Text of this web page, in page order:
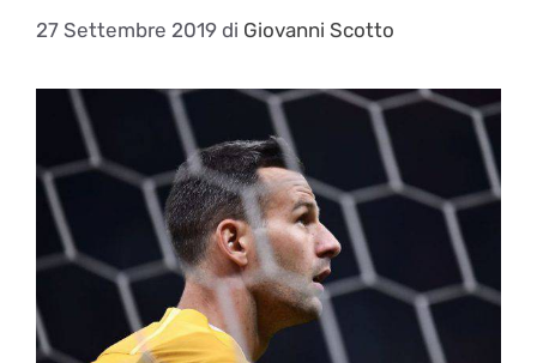
27 Settembre 2019 di Giovanni Scotto